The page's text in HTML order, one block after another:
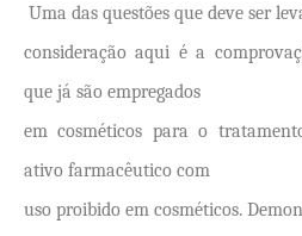
Uma das questões que deve ser
consideração aqui é a
que já são empregados
em cosméticos para o
ativo farmacêutico com
uso proibido em cosméticos.